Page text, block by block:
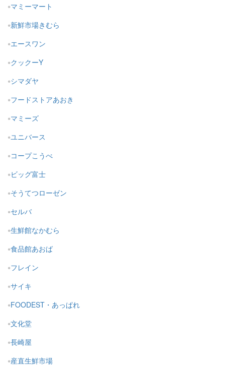
マミーマート
新鮮市場きむら
エースワン
クックーY
シマダヤ
フードストアあおき
マミーズ
ユニバース
コープこうべ
ビッグ富士
そうてつローゼン
セルバ
生鮮館なかむら
食品館あおば
フレイン
サイキ
FOODEST・あっぱれ
文化堂
長崎屋
産直生鮮市場